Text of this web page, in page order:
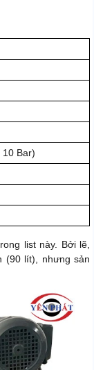
Bar)
list này. Bởi lẽ,
(90 lít), nhưng sản